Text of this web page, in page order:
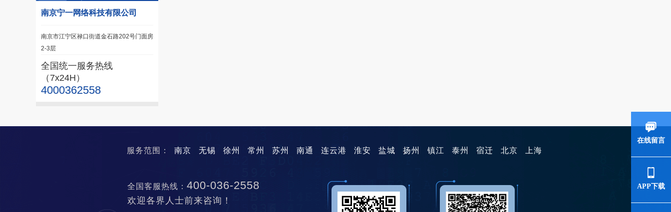
南京宁一网络科技有限公司
南京市江宁区禄口街道金石路202号门面房
2-3层
全国统一服务热线
（7x24H）
4000362558
服务范围： 南京 无锡 徐州 常州 苏州 南通 连云港 淮安 盐城 扬州 镇江 泰州 宿迁 北京 上海
全国客服热线：400-036-2558
欢迎各界人士前来咨询！
在线留言
APP下载